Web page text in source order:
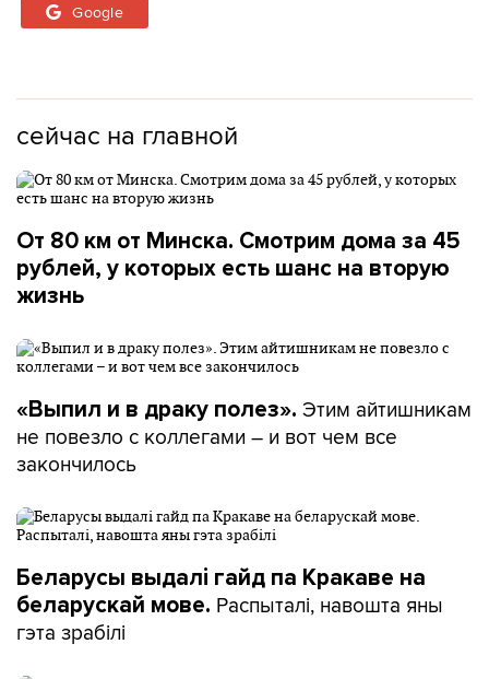
Google
сейчас на главной
От 80 км от Минска. Смотрим дома за 45
рублей, у которых есть шанс на вторую
жизнь
«Выпил и в драку полез». Этим айтишникам
не повезло с коллегами – и вот чем все
закончилось
Беларусы выдалі гайд па Кракаве на
беларускай мове. Распыталі, навошта яны
гэта зрабілі